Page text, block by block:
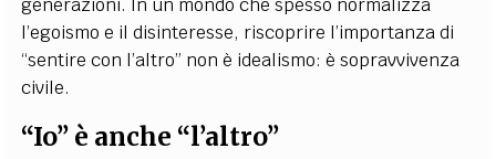
generazioni. In un mondo che spesso normalizza
l’egoismo e il disinteresse, riscoprire l’importanza di
“sentire con l’altro” non è idealismo: è sopravvivenza
civile.
“Io” è anche “l’altro”